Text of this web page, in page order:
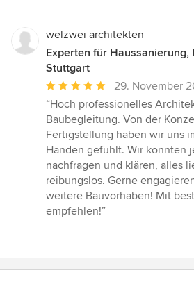
welzwei architekten
Experten für
Stuttgart
Durchschnittliche
Bewertung:
5
von
5
Sternen
29. November
“Hoch professionelles
Baubegleitung. Von der
Fertigstellung haben wir uns
Händen gefühlt. Wir konnten
nachfragen und klären, alles
reibungslos. Gerne
weitere Bauvorhaben! Mit
empfehlen!”